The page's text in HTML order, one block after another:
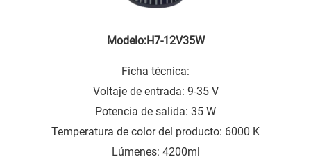
Modelo:H7-12V35W
Ficha técnica:
Voltaje de entrada: 9-35 V
Potencia de salida: 35 W
Temperatura de color del producto: 6000 K
Lúmenes: 4200ml